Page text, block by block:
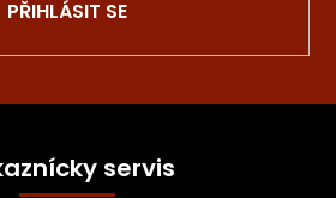
PŘIHLÁSIT SE
servis